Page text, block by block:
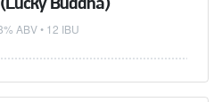
Buddha)
ABV • 12 IBU